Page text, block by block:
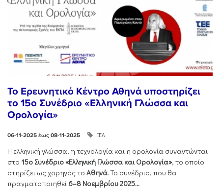
Το Ερευνητικό Κέντρο Αθηνά υποστηρίζει
το 15ο Συνέδριο «Ελληνική Γλώσσα και
Ορολογία»
06-11-2025 έως 08-11-2025 ΙΕΛ
Η ελληνική γλώσσα, η τεχνολογία και η ορολογία συναντώνται
στο 15ο Συνέδριο «Ελληνική Γλώσσα και Ορολογία», το οποίο
στηρίζει ως χορηγός το Αθηνά. Το συνέδριο, που θα
πραγματοποιηθεί 6–8 Νοεμβρίου 2025...